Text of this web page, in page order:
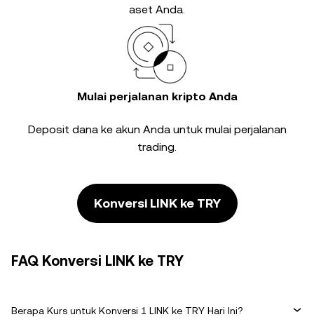
aset Anda.
Mulai perjalanan kripto Anda
Deposit dana ke akun Anda untuk mulai perjalanan
trading.
Konversi LINK ke TRY
FAQ Konversi LINK ke TRY
Berapa Kurs untuk Konversi 1 LINK ke TRY Hari Ini?